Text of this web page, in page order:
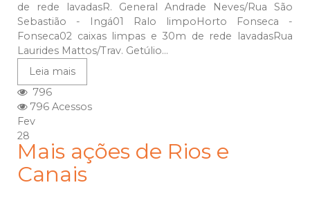
de rede lavadasR. General Andrade Neves/Rua São
Sebastião - Ingá01 Ralo limpoHorto Fonseca -
Fonseca02 caixas limpas e 30m de rede lavadasRua
Laurides Mattos/Trav. Getúlio...
Leia mais
796
796 Acessos
Fev
28
Mais ações de Rios e
Canais